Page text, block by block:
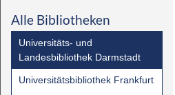
Alle Bibliotheken
Universitäts- und
Landesbibliothek Darmstadt
Universitätsbibliothek Frankfurt